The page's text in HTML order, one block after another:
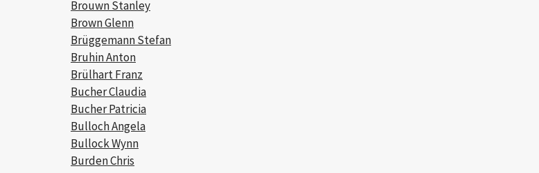
Brouwn Stanley
Brown Glenn
Brüggemann Stefan
Bruhin Anton
Brülhart Franz
Bucher Claudia
Bucher Patricia
Bulloch Angela
Bullock Wynn
Burden Chris